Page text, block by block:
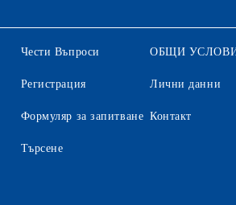
Чести Въпроси
Регистрация
Формуляр за запитване
Търсене
ОБЩИ
Лични данни
Контакт